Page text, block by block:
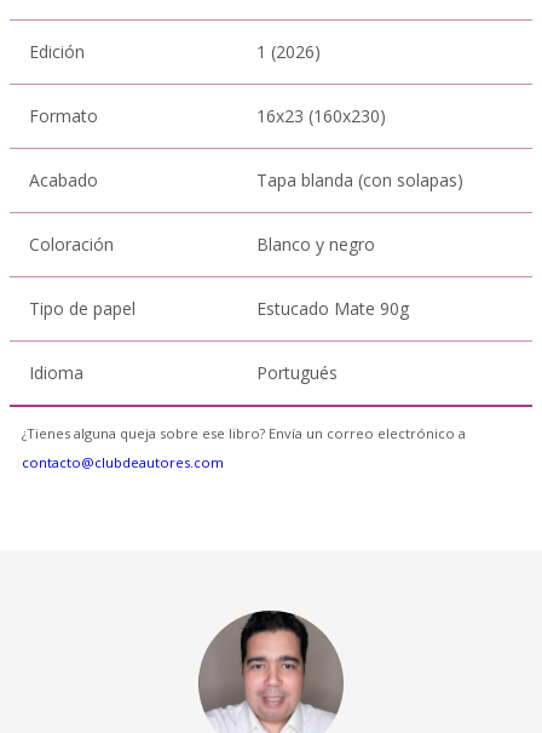
Edición 1 (2026)
Formato 16x23 (160x230)
Acabado Tapa blanda (con solapas)
Coloración Blanco y negro
Tipo de papel Estucado Mate 90g
Idioma Portugués
¿Tienes alguna queja sobre ese libro? Envía un correo electrónico a
contacto@clubdeautores.com